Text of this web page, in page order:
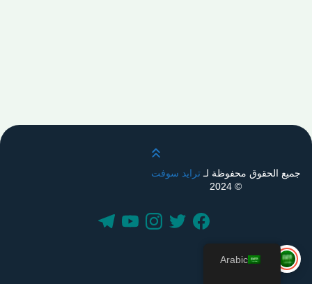
قم بالتمرير لأعلى
جميع الحقوق محفوظة لـترايد سوفت
© 2024
Arabic